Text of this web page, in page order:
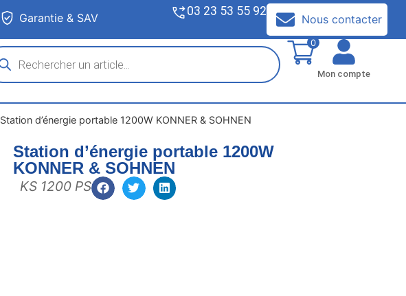
Garantie & SAV 03 23 53 55 92
Nous contacter
0
Mon compte
Station d’énergie portable 1200W KONNER & SOHNEN
Station d’énergie portable 1200W
KONNER & SOHNEN
KS 1200 PS